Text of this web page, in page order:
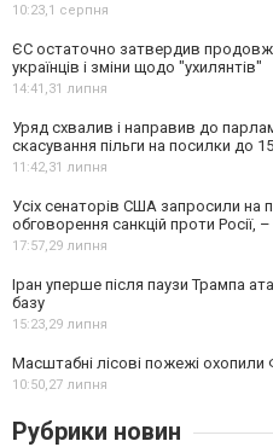
10:23,1 серпня
ЄС остаточно затвердив
українців і зміни щодо "ухилянтів"
14:41,31 липня
Уряд схвалив і направив до
скасування пільги на посилки до
11:42,31 липня
Усіх сенаторів США запросили на
обговорення санкцій проти Росії, –
17:57,29 липня
Іран уперше після паузи Трампа
базу
15:23,29 липня
Масштабні лісові пожежі охопили
10:50,27 липня
Рубрики новин